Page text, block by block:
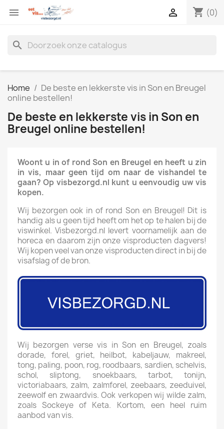
 shopping_cart (0)

search
Home
De beste en lekkerste vis in Son en Breugel
online bestellen!
De beste en lekkerste vis in Son en
Breugel online bestellen!
Woont u in of rond Son en Breugel en heeft u zin
in vis, maar geen tijd om naar de vishandel te
gaan? Op visbezorgd.nl kunt u eenvoudig uw vis
kopen.
Wij bezorgen ook in of rond Son en Breugel! Dit is
handig als u geen tijd heeft om het op te halen bij de
viswinkel. Visbezorgd.nl levert voornamelijk aan de
horeca en daarom zijn onze visproducten dagvers!
Wij kopen veel van onze visproducten direct in bij de
visafslag of de bron.
Wij bezorgen verse vis in Son en Breugel, zoals
dorade, forel, griet, heilbot, kabeljauw, makreel,
tong, paling, poon, rog, roodbaars, sardien, schelvis,
schol, sliptong, snoekbaars, tarbot, tonijn,
victoriabaars, zalm, zalmforel, zeebaars, zeeduivel,
zeewolf en zwaardvis. Ook verkopen wij wilde zalm,
zoals Sockeye of Keta. Kortom, een heel ruim
aanbod van vis.